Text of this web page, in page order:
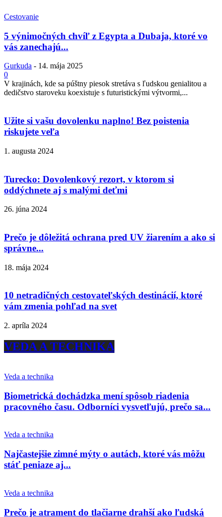
Cestovanie
5 výnimočných chvíľ z Egypta a Dubaja, ktoré vo
vás zanechajú...
Gurkuda - 14. mája 2025
0
V krajinách, kde sa púštny piesok stretáva s ľudskou genialitou a
dedičstvo staroveku koexistuje s futuristickými výtvormi,...
Užite si vašu dovolenku naplno! Bez poistenia
riskujete veľa
1. augusta 2024
Turecko: Dovolenkový rezort, v ktorom si
oddýchnete aj s malými deťmi
26. júna 2024
Prečo je dôležitá ochrana pred UV žiarením a ako si
správne...
18. mája 2024
10 netradičných cestovateľských destinácií, ktoré
vám zmenia pohľad na svet
2. apríla 2024
VEDA A TECHNIKA
Veda a technika
Biometrická dochádzka mení spôsob riadenia
pracovného času. Odborníci vysvetľujú, prečo sa...
Veda a technika
Najčastejšie zimné mýty o autách, ktoré vás môžu
stáť peniaze aj...
Veda a technika
Prečo je atrament do tlačiarne drahší ako ľudská